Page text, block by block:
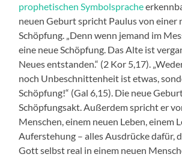
prophetischen Symbolsprache
neuen Geburt spricht Paulus von einer
Schöpfung. „Denn wenn jemand im
eine neue Schöpfung. Das Alte ist
Neues entstanden.“ (2 Kor 5,17).
noch Unbeschnittenheit ist etwas,
Schöpfung!“ (Gal 6,15). Die neue
Schöpfungsakt. Außerdem spricht er
Menschen, einem neuen Leben, einem
Auferstehung – alles Ausdrücke dafür,
Gott selbst real in einem neuen